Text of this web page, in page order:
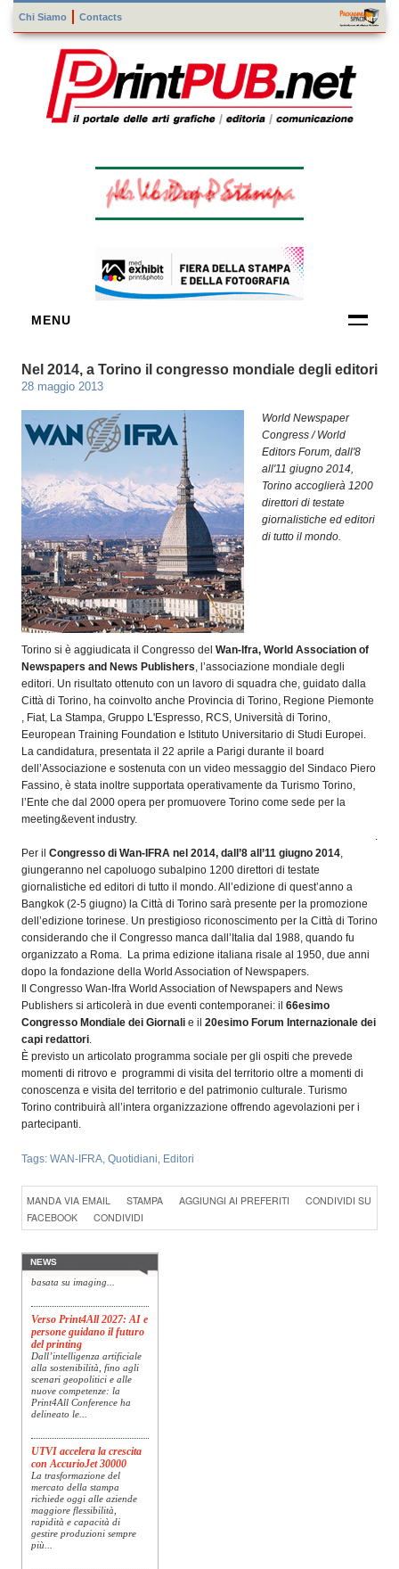
Chi Siamo Contacts
MENU
DI TECNOLOGIE
ENTI E
ASSOCIAZIONI
ZOOM
TEMATICI
EVENTI
VIDEO
Nel 2014, a Torino il congresso mondiale degli editori
28 maggio 2013
World Newspaper
Congress / World
Editors Forum, dall'8
all'11 giugno 2014,
Torino accoglierà 1200
direttori di testate
giornalistiche ed editori
di tutto il mondo.
Torino si è aggiudicata il Congresso del Wan-Ifra, World Association of
Newspapers and News Publishers , l’associazione mondiale degli
editori. Un risultato ottenuto con un lavoro di squadra che, guidato dalla
Città di Torino, ha coinvolto anche Provincia di Torino, Regione Piemonte
, Fiat, La Stampa, Gruppo L'Espresso, RCS, Università di Torino,
Eeuropean Training Foundation e Istituto Universitario di Studi Europei.
La candidatura, presentata il 22 aprile a Parigi durante il board
dell’Associazione e sostenuta con un video messaggio del Sindaco Piero
Fassino, è stata inoltre supportata operativamente da Turismo Torino,
l’Ente che dal 2000 opera per promuovere Torino come sede per la
meeting&event industry.
Per il Congresso di Wan-IFRA nel 2014, dall’8 all’11 giugno 2014
giungeranno nel capoluogo subalpino 1200 direttori di testate
giornalistiche ed editori di tutto il mondo. All’edizione di quest’anno a
Bangkok (2-5 giugno) la Città di Torino sarà presente per la promozione
dell’edizione torinese. Un prestigioso riconoscimento per la Città di Torino
considerando che il Congresso manca dall’Italia dal 1988, quando fu
organizzato a Roma. La prima edizione italiana risale al 1950, due anni
dopo la fondazione della World Association of Newspapers.
Il Congresso Wan-Ifra World Association of Newspapers and News
Publishers si articolerà in due eventi contemporanei: il 66esimo
Congresso Mondiale dei Giornali e il 20esimo Forum Internazionale dei
capi redattori
È previsto un articolato programma sociale per gli ospiti che prevede
momenti di ritrovo e programmi di visita del territorio oltre a momenti di
conoscenza e visita del territorio e del patrimonio culturale. Turismo
Torino contribuirà all’intera organizzazione offrendo agevolazioni per i
partecipanti.
Tags: WAN-IFRA Quotidiani Editori
MANDA VIA EMAIL STAMPA AGGIUNGI AI PREFERITI
CONDIVIDI SU
FACEBOOK
CONDIVIDI
NEWS
Specim RETEX
Konica Minolta, realtà di
riferimento a livello globale
presenta Specim RETEX,
una soluzione completa
basata su imaging...
Verso Print4All 2027: AI e
persone guidano il futuro
del printing
Dall’intelligenza artificiale
alla sostenibilità, fino agli
scenari geopolitici e alle
nuove competenze: la
Print4All Conference ha
delineato le...
UTVI accelera la crescita
con AccurioJet 30000
La trasformazione del
mercato della stampa
richiede oggi alle aziende
maggiore flessibilità,
rapidità e capacità di
gestire produzioni sempre
più...